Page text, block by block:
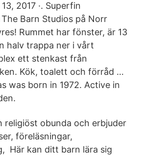
2017 ·. Superfin
Barn Studios på Norr
Rummet har fönster, är 13
halv trappa ner i vårt
ett stenkast från
Kök, toalett och förråd …
was born in 1972. Active in
religiöst obunda och erbjuder
föreläsningar,
Här kan ditt barn lära sig